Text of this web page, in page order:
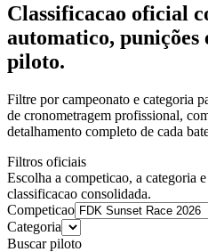
Classificacao oficial
automatico,
piloto.
Filtre por campeonato e categoria
de cronometragem profissional,
detalhamento completo de cada
Filtros oficiais
Escolha a competicao, a categoria
classificacao consolidada.
Competicao
Categoria
Buscar piloto